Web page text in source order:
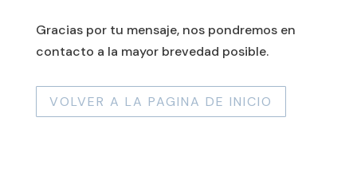
Gracias por tu mensaje, nos pondremos en
contacto a la mayor brevedad posible.
VOLVER A LA PAGINA DE INICIO